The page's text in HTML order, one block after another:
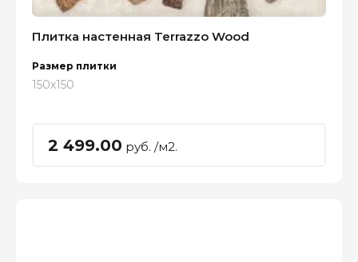
Плитка настенная Terrazzo Wood
Размер плитки
150x150
2 499.00 руб. /м2.